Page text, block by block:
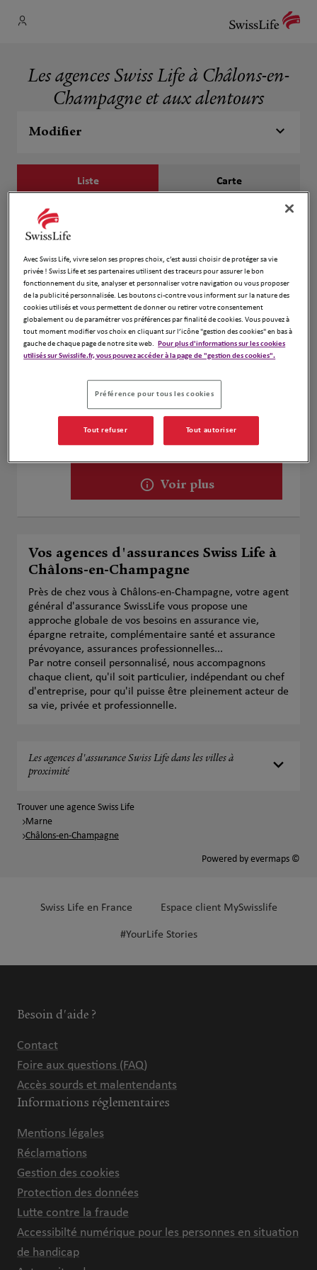
Les agences Swiss Life à Châlons-en-
Champagne et aux alentours
Modifier
Liste Carte
1
51000 Châlons en Champagne
Fermé aujourd'hui
Numéro
Voir plus
Fréderic et Stéphanie Crinon
25 Rue de Châlons
Fermé aujourd'hui
Voir plus
Vos agences d'assurances Swiss Life à
Châlons-en-Champagne
Près de chez vous à Châlons-en-Champagne, votre agent
général d'assurance SwissLife vous propose une
approche globale de vos besoins en assurance vie,
épargne retraite, complémentaire santé et assurance
prévoyance, assurances professionnelles...
Par notre conseil personnalisé, nous accompagnons
chaque client, qu'il soit particulier, indépendant ou chef
d'entreprise, pour qu'il puisse être pleinement acteur de
sa vie, privée et professionnelle.
Les agences d'assurance Swiss Life dans les villes à
proximité
Trouver une agence Swiss Life
Marne
Châlons-en-Champagne
Powered by evermaps ©
Swiss Life en France Espace client MySwisslife
#YourLife Stories
Besoin d'aide ?
Contact
Foire aux questions (FAQ)
Accès sourds et malentendants
Informations réglementaires
Mentions légales
Réclamations
Gestion des cookies
Protection des données
Lutte contre la fraude
Accessibilté numérique pour les personnes en situation
de handicap
Avec Swiss Life, vivre selon ses propres choix, c’est aussi choisir de protéger sa vie
privée ! Swiss Life et ses partenaires utilisent des traceurs pour assurer le bon
fonctionnement du site, analyser et personnaliser votre navigation ou vous proposer
de la publicité personnalisée. Les boutons ci-contre vous informent sur la nature des
cookies utilisés et vous permettent de donner ou retirer votre consentement
globalement ou de paramétrer vos préférences par finalité de cookies. Vous pouvez à
tout moment modifier vos choix en cliquant sur l’icône "gestion des cookies" en bas à
gauche de chaque page de notre site web. Pour plus d'informations sur les cookies
utilisés sur Swisslife.fr, vous pouvez accéder à la page de "gestion des cookies".
Préférence pour tous les cookies
Tout refuser Tout autoriser